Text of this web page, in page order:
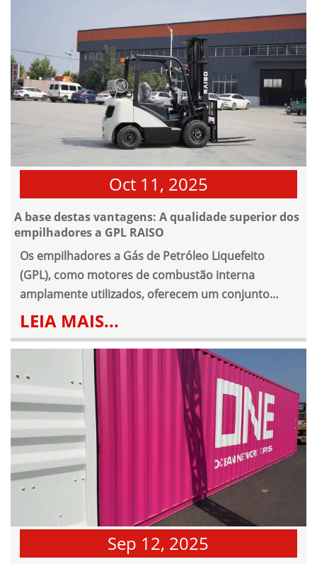
Oct 11, 2025
A base destas vantagens: A qualidade superior dos
empilhadores a GPL RAISO
Os empilhadores a Gás de Petróleo Liquefeito
(GPL), como motores de combustão interna
amplamente utilizados, oferecem um conjunto
único de vantagens que asseguram o seu papel
essencial juntamente com os seus homólogos
eléctricos e a diesel.
LEIA MAIS...
Sep 12, 2025